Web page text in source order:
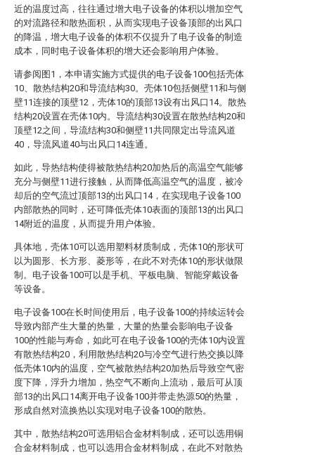
近的温度过高，往往通过增大电子设备的体积以增加空气
的对流路径和散热面积，从而实现电子设备顶部的出风口
的降温，增大电子设备的体积不仅提升了电子设备的制造
成本，同时电子设备体积的增大还会影响用户体验。
请参阅图1，本申请实施方式提供的电子设备100包括壳体
10、散热结构20和导流结构30。壳体10包括侧壁11和与侧
壁11连接的顶壁12，壳体10的顶部13设有出风口14。散热
结构20设置在壳体10内。导流结构30设置在散热结构20和
顶壁12之间，导流结构30和侧壁11共同限定出导流风道
40，导流风道40与出风口14连通。
如此，导热结构使得被散热结构20加热后的高温空气能够
充分与侧壁11进行接触，从而降低高温空气的温度，被冷
却后的空气流过顶部13的出风口14，在实现电子设备100
内部散热的同时，还可降低壳体10表面的顶部13的出风口
14附近的温度，从而提升用户体验。
具体地，壳体10可以选用塑料材质制成，壳体10的形状可
以为圆形、长方形、菱形等，在此不对壳体10的形状做限
制。电子设备100可以是手机、平板电脑、智能穿戴设备
等设备。
电子设备100在长时间使用后，电子设备100的持续运转会
导致内部产生大量的热量，大量的热量会影响电子设备
100的性能与寿命，如此可在电子设备100的壳体10内设置
有散热结构20，利用散热结构20与冷空气进行热交换以降
低壳体10内的温度，空气被散热结构20加热后导致空气密
度下降，浮升力增加，热空气不断向上流动，最后可从顶
部13的出风口14离开电子设备100并带走热源50的热量，
形成自然对流换热以实现对电子设备100的散热。
其中，散热结构20可选用铝合金材料制成，还可以选用铜
合金材料制成，也可以选用合金材料制成，在此不对散热